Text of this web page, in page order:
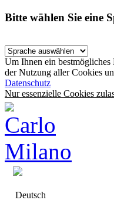
Bitte wählen Sie eine
Um Ihnen ein
der Nutzung aller Cookies
Datenschutz
Nur essenzielle Cookies
Deutsch